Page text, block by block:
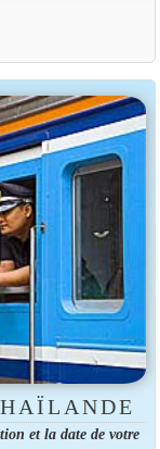
et la date de votre